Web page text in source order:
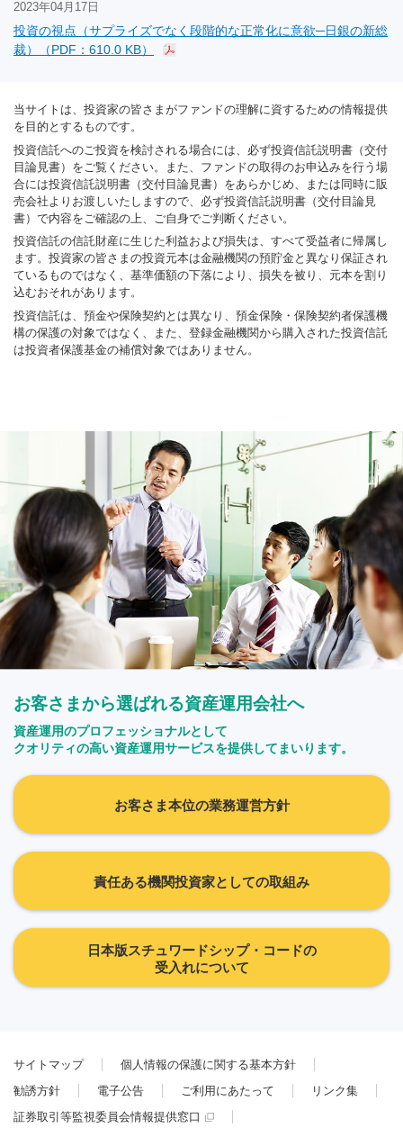
2023年04月17日
投資の視点（サプライズでなく段階的な正常化に意欲─日銀の新総
裁）（PDF：610.0 KB）
当サイトは、投資家の皆さまがファンドの理解に資するための情報提供
を目的とするものです。
投資信託へのご投資を検討される場合には、必ず投資信託説明書（交付
目論見書）をご覧ください。また、ファンドの取得のお申込みを行う場
合には投資信託説明書（交付目論見書）をあらかじめ、または同時に販
売会社よりお渡しいたしますので、必ず投資信託説明書（交付目論見
書）で内容をご確認の上、ご自身でご判断ください。
投資信託の信託財産に生じた利益および損失は、すべて受益者に帰属し
ます。投資家の皆さまの投資元本は金融機関の預貯金と異なり保証され
ているものではなく、基準価額の下落により、損失を被り、元本を割り
込むおそれがあります。
投資信託は、預金や保険契約とは異なり、預金保険・保険契約者保護機
構の保護の対象ではなく、また、登録金融機関から購入された投資信託
は投資者保護基金の補償対象ではありません。
お客さまから選ばれる資産運用会社へ
資産運用のプロフェッショナルとして
クオリティの高い資産運用サービスを提供してまいります。
お客さま本位の業務運営方針
責任ある機関投資家としての取組み
日本版スチュワードシップ・コードの
受入れについて
サイトマップ
個人情報の保護に関する基本方針
勧誘方針
電子公告 ご利用にあたって
リンク集
証券取引等監視委員会情報提供窓口